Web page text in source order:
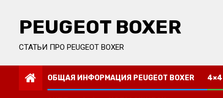
contentPEUGEOT BOXER
СТАТЬИ ПРО PEUGEOT BOXER
ОБЩАЯ ИНФОРМАЦИЯ PEUGEOT BOXER 4×4